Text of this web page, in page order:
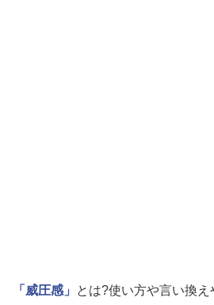
「威圧感」
とは?使い方や言い換